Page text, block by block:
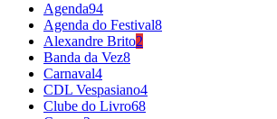
Agenda94
Agenda do Festival8
Alexandre Brito2
Banda da Vez8
Carnaval4
CDL Vespasiano4
Clube do Livro68